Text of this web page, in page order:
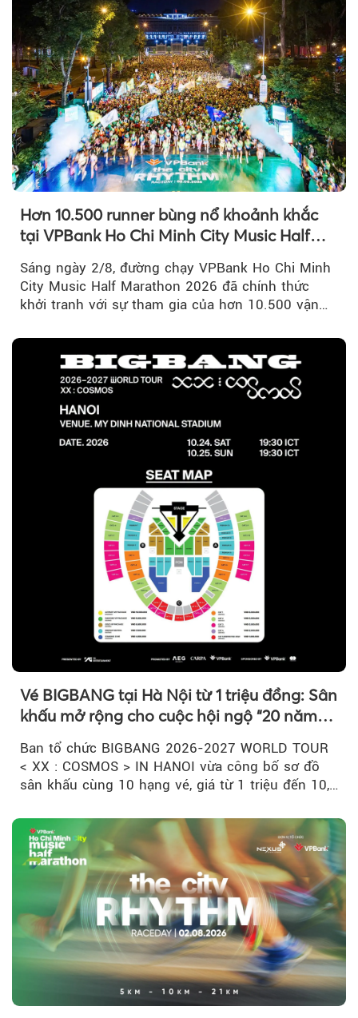
Hơn 10.500 runner bùng nổ khoảnh khắc
tại VPBank Ho Chi Minh City Music Half
Sáng ngày 2/8, đường chạy VPBank Ho Chi Minh
City Music Half Marathon 2026 đã chính thức
khởi tranh với sự tham gia của hơn 10.500 vận
Vé BIGBANG tại Hà Nội từ 1 triệu đồng: Sân
khấu mở rộng cho cuộc hội ngộ “20 năm
có một”
Ban tổ chức BIGBANG 2026-2027 WORLD TOUR
< XX : COSMOS > IN HANOI vừa công bố sơ đồ
sân khấu cùng 10 hạng vé, giá từ 1 triệu đến 10,5